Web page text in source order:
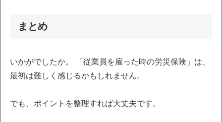
まとめ
いかがでしたか。 「従業員を雇った時の労災保険」は、
最初は難しく感じるかもしれません。
でも、ポイントを整理すれば大丈夫です。